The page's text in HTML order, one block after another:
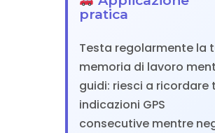
pratica
Testa regolarmente la
memoria di lavoro
guidi: riesci a ricordare
indicazioni GPS
consecutive mentre